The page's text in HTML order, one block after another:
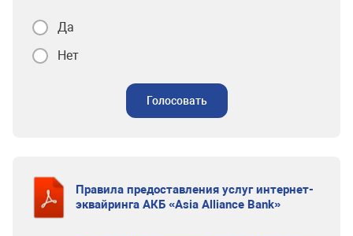
Да
Нет
Голосовать
Правила предоставления услуг интернет-
эквайринга АКБ «Asia Alliance Bank»